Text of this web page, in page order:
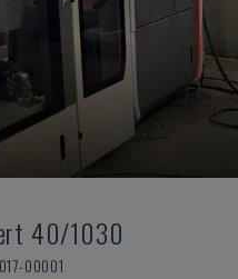
40/1030
00001